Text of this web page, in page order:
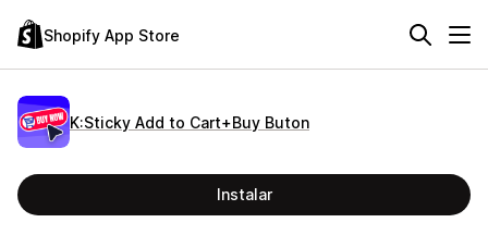
Shopify App Store
K:Sticky Add to Cart+Buy Buton
Instalar